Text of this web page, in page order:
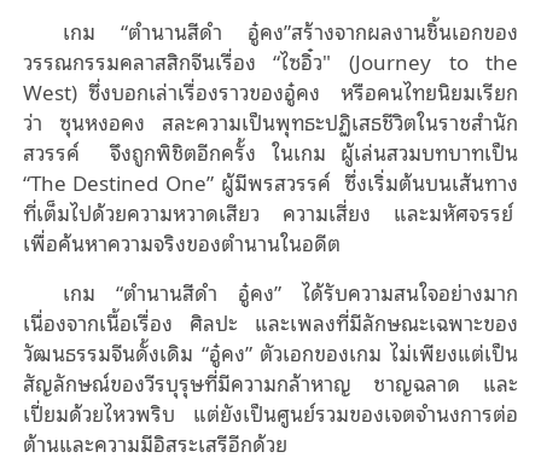
เกม“ตํานานสีดํา อู๋คง”สร้างจากผลงานชิ้นเอกของ
วรรณกรรมคลาสสิกจีนเรื่อง“ไซอิ๋ว" (Journey to the
West) ซึ่งบอกเล่าเรื่องราวของอู๋คง
หรือคนไทยนิยมเรียก
ว่า ซุนหงอคง สละความเป็นพุทธะปฏิเสธชีวิตในราชสำนัก
สวรรค์
จึงถูกพิชิตอีกครั้ง ในเกม ผู้เล่นสวมบทบาทเป็น
“The Destined One” ผู้มีพรสวรรค์ ซึ่งเริ่มต้นบนเส้นทาง
ที่เต็มไปด้วยความหวาดเสียว
ความเสี่ยง
และมหัศจรรย์
เพื่อค้นหาความจริงของตํานานในอดีต
เกม“ตํานานสีดํา อู๋คง”ได้รับความสนใจอย่างมาก
เนื่องจากเนื้อเรื่อง ศิลปะ และเพลงที่มีลักษณะเฉพาะของ
วัฒนธรรมจีนดั้งเดิม “อู๋คง” ตัวเอกของเกม ไม่เพียงแต่เป็น
สัญลักษณ์ของวีรบุรุษที่มีความกล้าหาญ
ชาญฉลาด
และ
เปี่ยมด้วยไหวพริบ แต่ยังเป็นศูนย์รวมของเจตจํานงการต่อ
ต้านและความมีอิสระเสรีอีกด้วย